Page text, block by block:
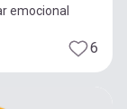
emocional
6